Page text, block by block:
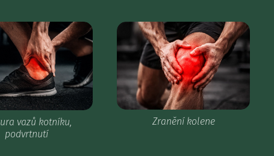
vazů kotníku,
podvrtnutí
Zranění kolene